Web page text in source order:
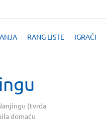
RANG LISTE IGRAČI
(tvrda
domaću